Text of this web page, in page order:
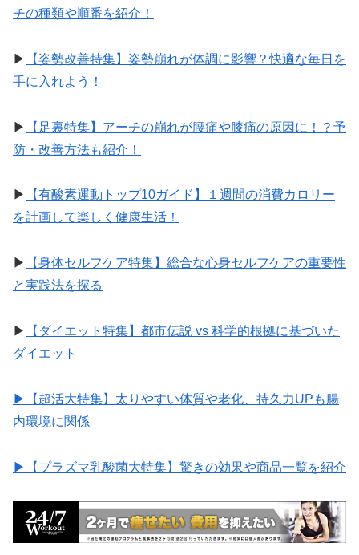
チの種類や順番を紹介！
▶︎
【姿勢改善特集】姿勢崩れが体調に影響？快適な毎日を
手に入れよう！
▶︎
【足裏特集】アーチの崩れが腰痛や膝痛の原因に！？予
防・改善方法も紹介！
▶︎
【有酸素運動トップ10ガイド】１週間の消費カロリー
を計画して楽しく健康生活！
▶︎
【身体セルフケア特集】総合な心身セルフケアの重要性
と実践法を探る
▶︎
【ダイエット特集】都市伝説 vs 科学的根拠に基づいた
ダイエット
▶︎【超活大特集】太りやすい体質や老化、持久力UPも腸
内環境に関係
▶︎【プラズマ乳酸菌大特集】驚きの効果や商品一覧を紹介